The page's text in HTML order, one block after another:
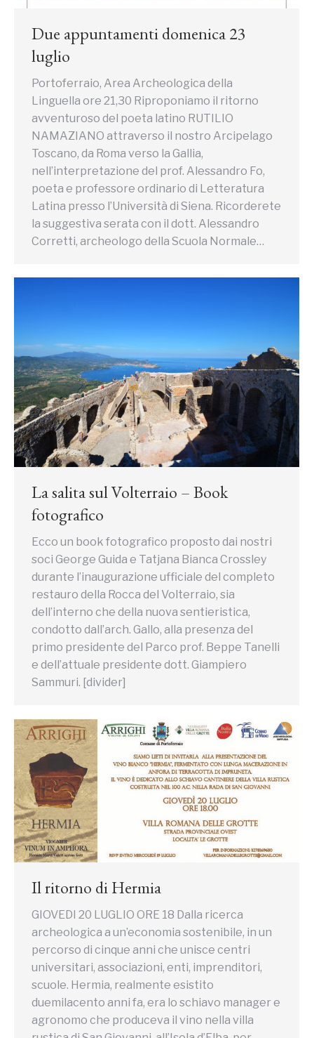
Due appuntamenti domenica 23
luglio
Portoferraio, Area Archeologica della
Linguella ore 21,30 Riproponiamo il ritorno
avventuroso del poeta latino RUTILIO
NAMAZIANO attraverso il nostro Arcipelago
Toscano, da Roma verso la Gallia,
nell’interpretazione del prof. Alessandro Fo,
poeta e professore ordinario di Letteratura
Latina presso l’Università di Siena. Ricorderete
la suggestiva serata con il dott. Alessandro
Corretti, archeologo della Scuola Normale…
La salita sul Volterraio – Book
fotografico
Ecco un book fotografico proposto dai nostri
soci George Guida e Tatjana Bianca Crossley
durante l’inaugurazione ufficiale del completo
restauro della Rocca del Volterraio, sia
dell’interno che della nuova sentieristica,
condotto dall’arch. Gallo, alla presenza del
primo presidente del Parco prof. Beppe Tanelli
e dell’attuale presidente dott. Giampiero
Sammuri. [divider]
Il ritorno di Hermia
GIOVEDI 20 LUGLIO ORE 18 Dalla ricerca
archeologica a un’economia sostenibile, in un
percorso di cinque anni che unisce centri
universitari, associazioni, enti, imprenditori,
scuole. Hermia, realmente esistito
duemilacento anni fa, era lo schiavo manager e
agronomo che produceva il vino nella villa